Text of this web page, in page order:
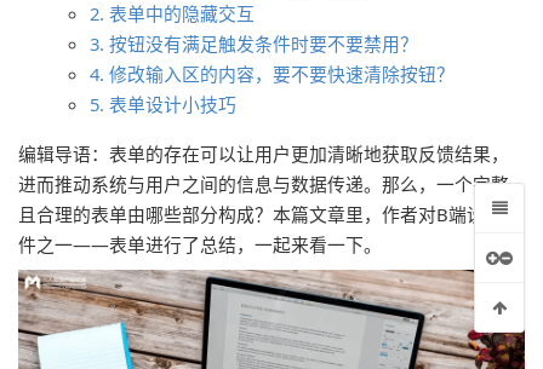
2. 表单中的隐藏交互
3. 按钮没有满足触发条件时要不要禁用？
4. 修改输入区的内容，要不要快速清除按钮？
5. 表单设计小技巧
编辑导语：表单的存在可以让用户更加清晰地获取反馈结果，
进而推动系统与用户之间的信息与数据传递。那么，一个完整
且合理的表单由哪些部分构成？本篇文章里，作者对B端设计组
件之一——表单进行了总结，一起来看一下。